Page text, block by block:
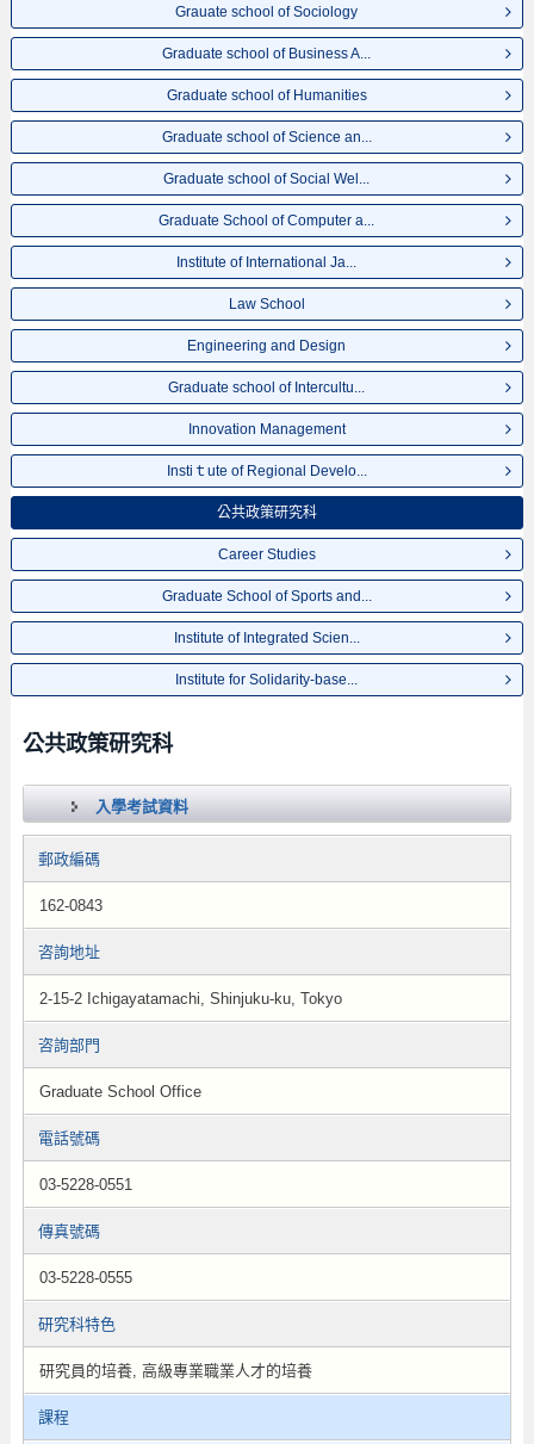
Grauate school of Sociology
Graduate school of Business A...
Graduate school of Humanities
Graduate school of Science an...
Graduate school of Social Wel...
Graduate School of Computer a...
Institute of International Ja...
Law School
Engineering and Design
Graduate school of Intercultu...
Innovation Management
Instiｔute of Regional Develo...
公共政策研究科
Career Studies
Graduate School of Sports and...
Institute of Integrated Scien...
Institute for Solidarity-base...
公共政策研究科
入學考試資料
郵政編碼
162-0843
咨詢地址
2-15-2 Ichigayatamachi, Shinjuku-ku, Tokyo
咨詢部門
Graduate School Office
電話號碼
03-5228-0551
傳真號碼
03-5228-0555
研究科特色
研究員的培養, 高級專業職業人才的培養
課程